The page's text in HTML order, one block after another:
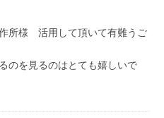
所様　活用して頂いて有難うご
のを見るのはとても嬉しいで